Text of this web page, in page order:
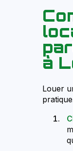
à
Louer